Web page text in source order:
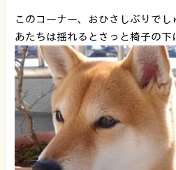
このコーナー、おひさしぶりでし
あたちは揺れるとさっと椅子の下